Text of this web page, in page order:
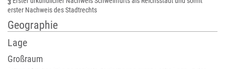
3
erster Nachweis des Stadtrechts
Geographie
Lage
Großraum